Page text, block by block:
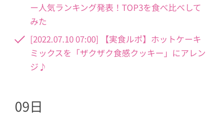
ー人気ランキング発表！TOP3を食べ比べして
みた
[2022.07.10 07:00] 【実食ルポ】ホットケーキ
ミックスを「ザクザク食感クッキー」にアレン
ジ♪
09日